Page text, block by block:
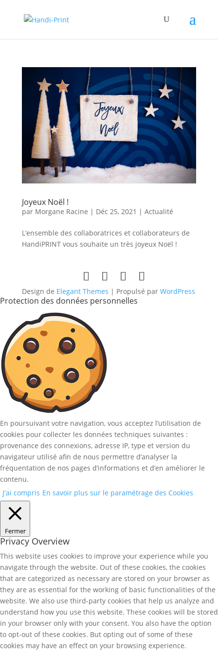
Joyeux Noël !
par Morgane Racine | Déc 25, 2021 | Actualité
L’ensemble des collaboratrices et collaborateurs de
HandiPRINT vous souhaite un très joyeux Noël !
Design de Elegant Themes | Propulsé par WordPress
Protection des données personnelles
En poursuivant votre navigation, vous acceptez l’utilisation de
cookies pour collecter les données techniques suivantes :
provenance des connexions, adresse IP, type et version du
navigateur utilisé afin de nous permettre d’analyser la
fréquentation de nos pages d’informations et d’en améliorer le
contenu.
J'ai compris En savoir plus sur le paramétrage des Cookies
Fermer
Privacy Overview
This website uses cookies to improve your experience while you
navigate through the website. Out of these cookies, the cookies
that are categorized as necessary are stored on your browser as
they are as essential for the working of basic functionalities of the
website. We also use third-party cookies that help us analyze and
understand how you use this website. These cookies will be stored
in your browser only with your consent. You also have the option
to opt-out of these cookies. But opting out of some of these
cookies may have an effect on your browsing experience.